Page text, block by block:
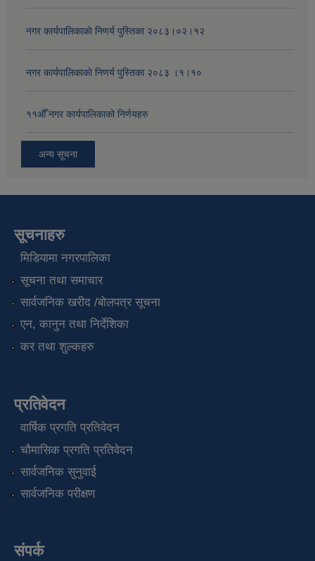
नगर कार्यपालिकाकाे निणर्य पुस्तिका २०८३।०२।१२
नगर कार्यपालिकाकाे निणर्य पुस्तिका २०८३ ।१।१०
११‍औँ नगर कार्यपालिकाको निर्णयहरु
अन्य सूचना
सूचनाहरु
मिडियामा नगरपालिका
सूचना तथा समाचार
सार्वजनिक खरीद /बोलपत्र सूचना
एन, कानुन तथा निर्देशिका
कर तथा शुल्कहरु
प्रतिवेदन
वार्षिक प्रगति प्रतिवेदन
चौमासिक प्रगति प्रतिवेदन
सार्वजनिक सुनुवाई
सार्वजनिक परीक्षण
संपर्क